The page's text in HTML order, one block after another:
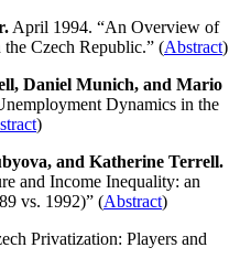
April 1994. “An Overview of
Czech Republic.” (Abstract)
Daniel Munich, and Mario
Dynamics in the
)
and Katherine Terrell.
and Income Inequality: an
vs. 1992)” (Abstract)
Privatization: Players and